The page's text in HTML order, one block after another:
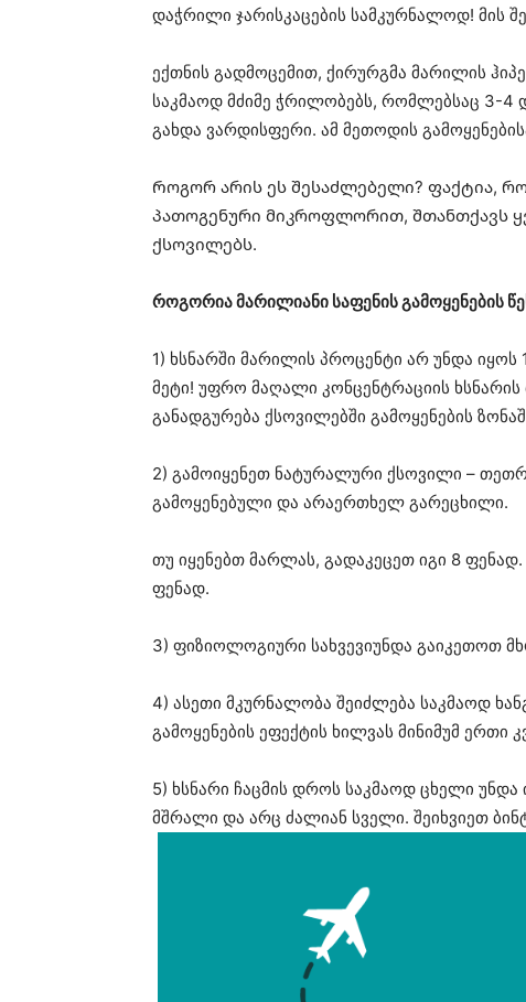
დაჭრილი ჯარისკაცების სამკურნალოდ! მის
ექთნის გადმოცემით, ქირურგმა მარილის
საკმაოდ მძიმე ჭრილობებს, რომლებსაც 3-4
გახდა ვარდისფერი. ამ მეთოდის
Როგორ არის ეს შესაძლებელი? ფაქტია,
პათოგენური მიკროფლორით, შთანთქავს
ქსოვილებს.
როგორია მარილიანი საფენის გამოყენების
1) ხსნარში მარილის პროცენტი არ უნდა იყოს
მეტი! უფრო მაღალი კონცენტრაციის ხსნარის
განადგურება ქსოვილებში გამოყენების
2) გამოიყენეთ ნატურალური ქსოვილი –
გამოყენებული და არაერთხელ გარეცხილი.
თუ იყენებთ მარლას, გადაკეცეთ იგი 8
ფენად.
3) ფიზიოლოგიური სახვევიუნდა გაიკეთოთ
4) ასეთი მკურნალობა შეიძლება საკმაოდ
გამოყენების ეფექტის ხილვას მინიმუმ ერთი
5) ხსნარი ჩაცმის დროს საკმაოდ ცხელი
მშრალი და არც ძალიან სველი. შეიხვიეთ